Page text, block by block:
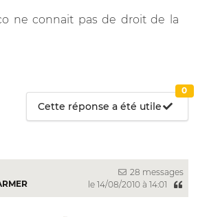
ne connait pas de droit de la
Cette réponse a été utile
0
28 messages
le 14/08/2010 à 14:01